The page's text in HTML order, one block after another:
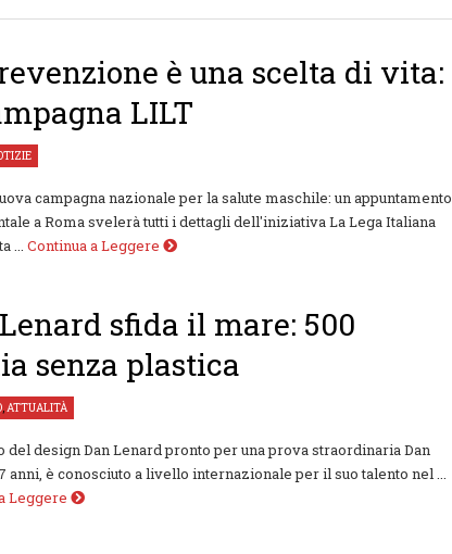
è una scelta di vita:
LILT
campagna nazionale per la salute maschile: un appuntamento
a Roma svelerà tutti i dettagli dell'iniziativa La Lega Italiana
... Continua a Leggere
sfida il mare: 500
senza plastica
,ATTUALITÀ
del design Dan Lenard pronto per una prova straordinaria Dan
anni, è conosciuto a livello internazionale per il suo talento nel ...
Leggere